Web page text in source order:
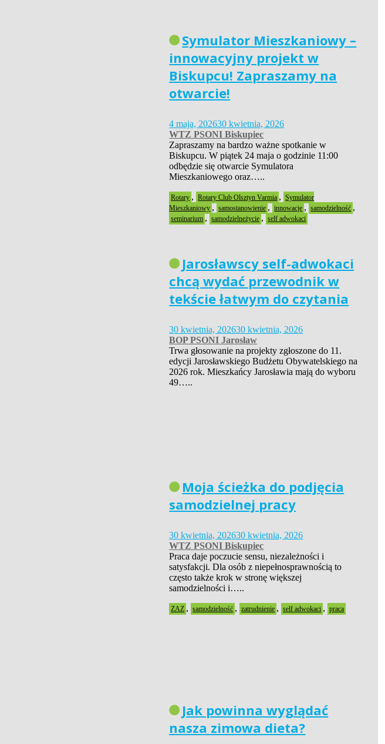
Symulator Mieszkaniowy –
innowacyjny projekt w
Biskupcu! Zapraszamy na
otwarcie!
4 maja, 202630 kwietnia, 2026
WTZ PSONI Biskupiec
Zapraszamy na bardzo ważne spotkanie w
Biskupcu. W piątek 24 maja o godzinie 11:00
odbędzie się otwarcie Symulatora
Mieszkaniowego oraz…..
Rotary , Rotary Club Olsztyn Varmia , Symulator
Mieszkaniowy , samostanowienie , innowacje , samodzielność ,
seminarium , samodzielneżycie , self adwokaci
Jarosławscy self-adwokaci
chcą wydać przewodnik w
tekście łatwym do czytania
30 kwietnia, 202630 kwietnia, 2026
BOP PSONI Jarosław
Trwa głosowanie na projekty zgłoszone do 11.
edycji Jarosławskiego Budżetu Obywatelskiego na
2026 rok. Mieszkańcy Jarosławia mają do wyboru
49…..
Moja ścieżka do podjęcia
samodzielnej pracy
30 kwietnia, 202630 kwietnia, 2026
WTZ PSONI Biskupiec
Praca daje poczucie sensu, niezależności i
satysfakcji. Dla osób z niepełnosprawnością to
często także krok w stronę większej
samodzielności i…..
ZAZ , samodzielność , zatrudnienie , self adwokaci , praca
Jak powinna wyglądać
nasza zimowa dieta?